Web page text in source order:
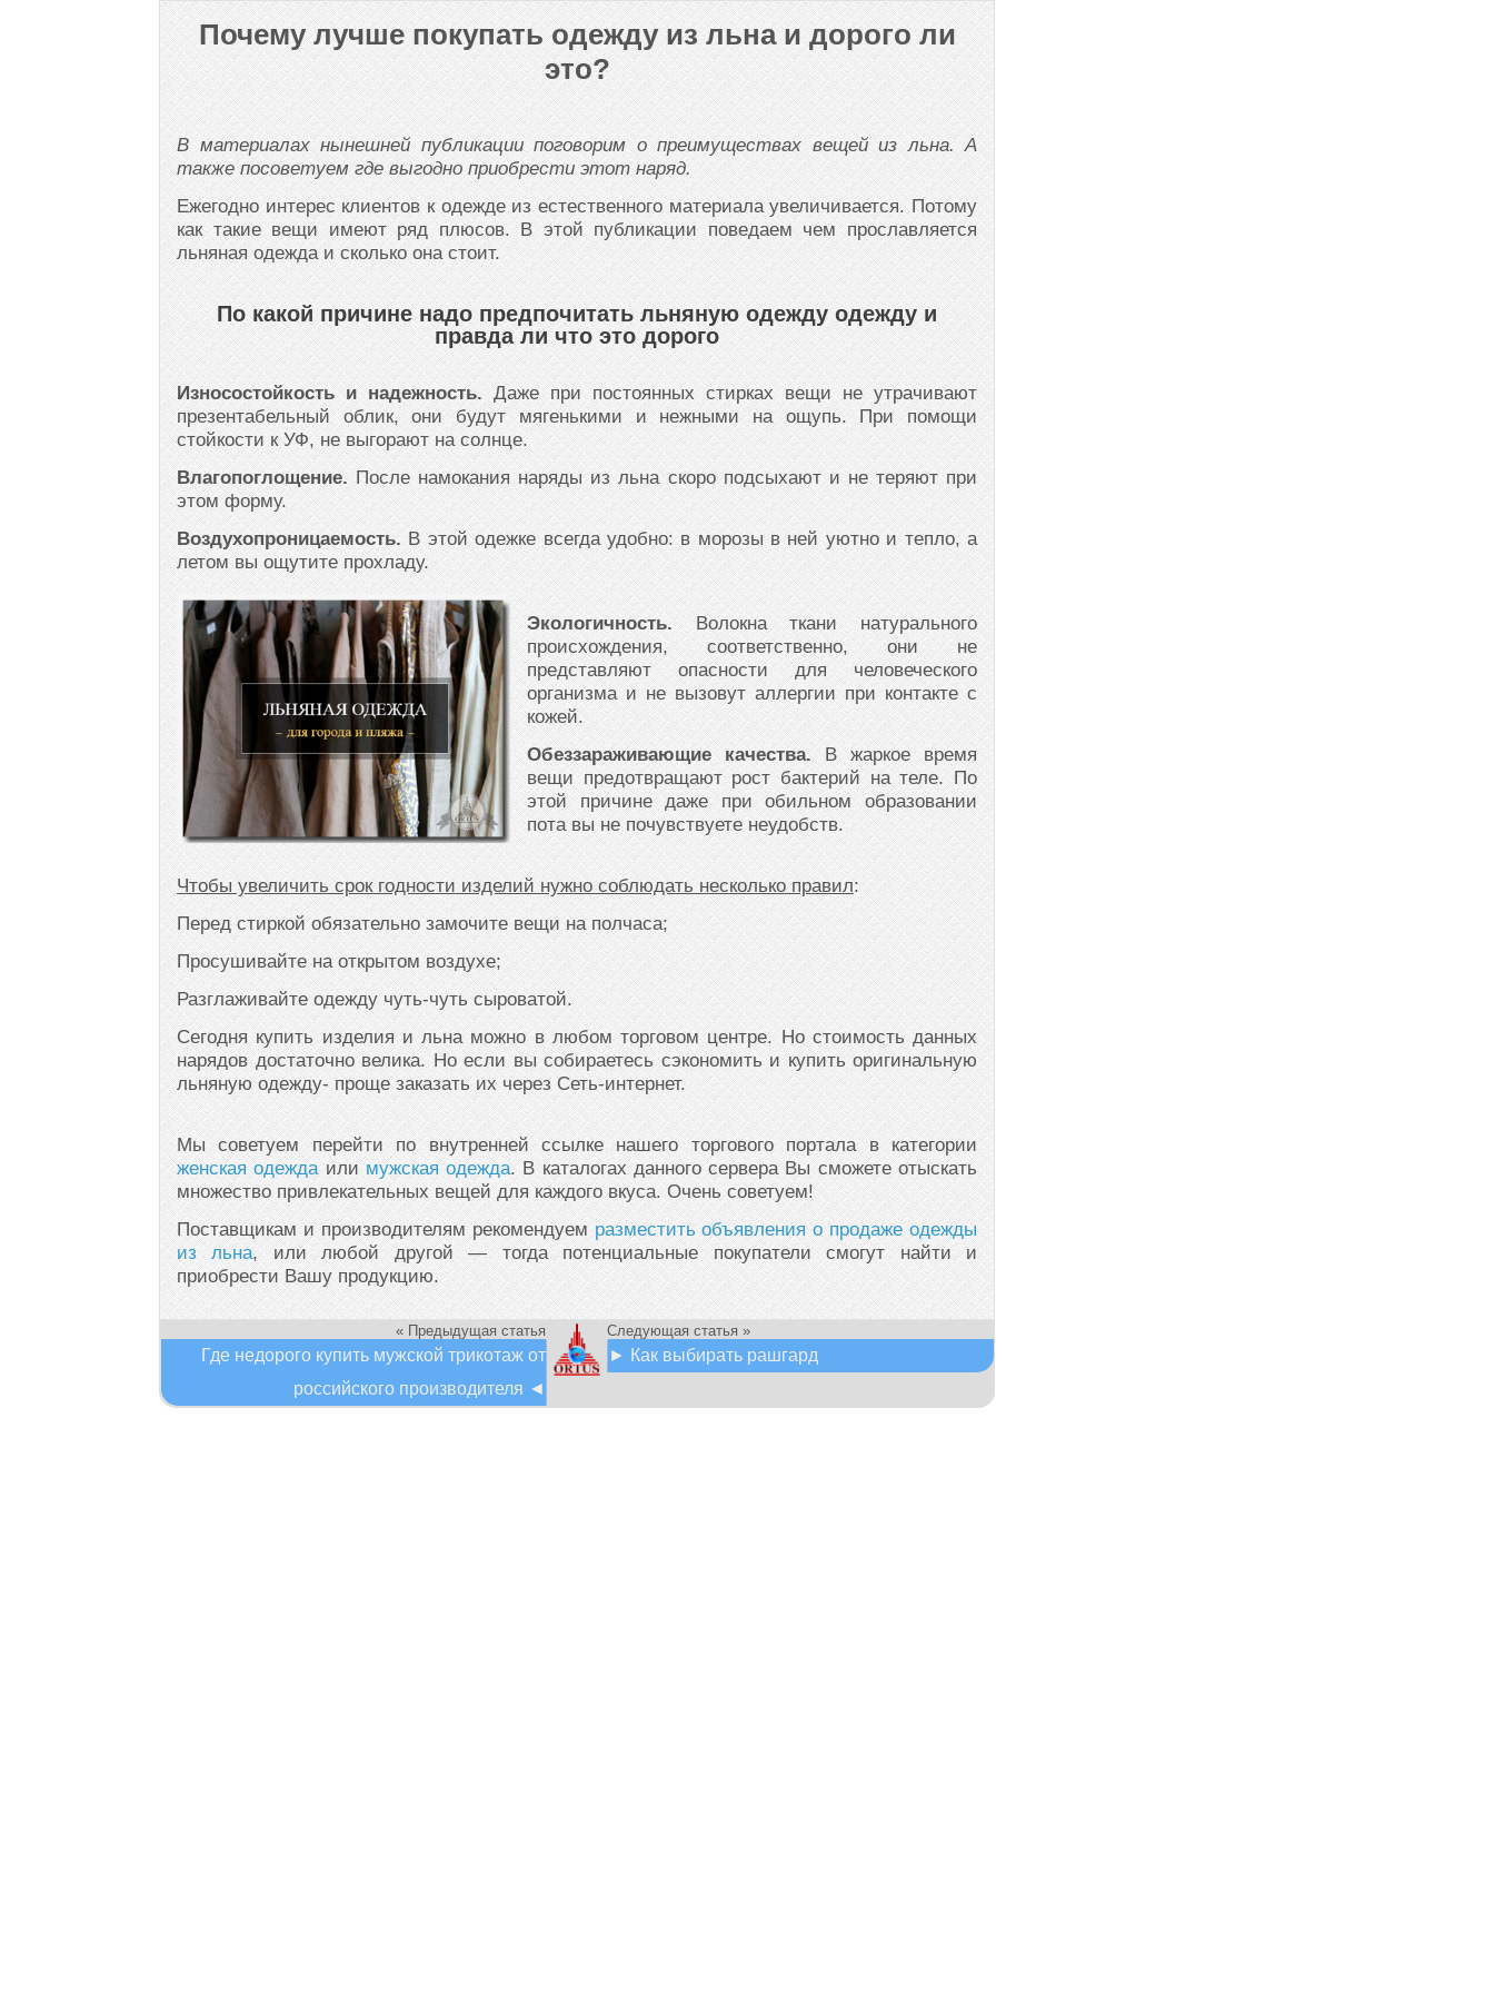
Почему лучше покупать одежду из льна и дорого ли
это?
В материалах нынешней публикации поговорим о преимуществах вещей из льна. А
также посоветуем где выгодно приобрести этот наряд.
Ежегодно интерес клиентов к одежде из естественного материала увеличивается. Потому
как такие вещи имеют ряд плюсов. В этой публикации поведаем чем прославляется
льняная одежда и сколько она стоит.
По какой причине надо предпочитать льняную одежду одежду и
правда ли что это дорого
Износостойкость и надежность.Даже при постоянных стирках вещи не утрачивают
презентабельный облик, они будут мягенькими и нежными на ощупь. При помощи
стойкости к УФ, не выгорают на солнце.
Влагопоглощение.После намокания наряды из льна скоро подсыхают и не теряют при
этом форму.
Воздухопроницаемость.В этой одежке всегда удобно: в морозы в ней уютно и тепло, а
летом вы ощутите прохладу.
Экологичность.Волокна ткани натурального
происхождения, соответственно, они не
представляют опасности для человеческого
организма и не вызовут аллергии при контакте с
кожей.
Обеззараживающие качества.В жаркое время
вещи предотвращают рост бактерий на теле. По
этой причине даже при обильном образовании
пота вы не почувствуете неудобств.
Чтобы увеличить срок годности изделий нужно соблюдать несколько правил:
Перед стиркой обязательно замочите вещи на полчаса;
Просушивайте на открытом воздухе;
Разглаживайте одежду чуть-чуть сыроватой.
Сегодня купить изделия и льна можно в любом торговом центре. Но стоимость данных
нарядов достаточно велика. Но если вы собираетесь сэкономить и купить оригинальную
льняную одежду- проще заказать их через Сеть-интернет.
Мы советуем перейти по внутренней ссылке нашего торгового портала в категории
женская одеждаилимужская одежда. В каталогах данного сервера Вы сможете отыскать
множество привлекательных вещей для каждого вкуса. Очень советуем!
Поставщикам и производителям рекомендуемразместить объявления о продаже одежды
из льна, или любой другой — тогда потенциальные покупатели смогут найти и
приобрести Вашу продукцию.
« Предыдущая статья
Где недорого купить мужской трикотаж от
российского производителя ◄
Следующая статья »
► Как выбирать рашгард